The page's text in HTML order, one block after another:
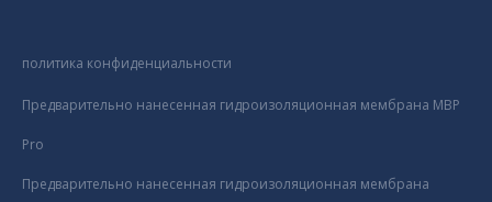
политика конфиденциальности
Предварительно нанесенная гидроизоляционная мембрана MBP
Pro
Предварительно нанесенная гидроизоляционная мембрана